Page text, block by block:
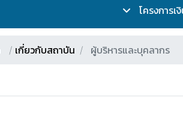
โครงการเ
/ เกี่ยวกับสถาบัน ผู้บริหารและบุคลากร